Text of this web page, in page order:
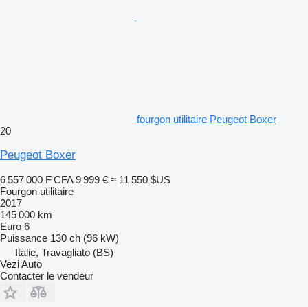
fourgon utilitaire Peugeot Boxer
20
Peugeot Boxer
6 557 000 F CFA 9 999 € ≈ 11 550 $US
Fourgon utilitaire
2017
145 000 km
Euro 6
Puissance 130 ch (96 kW)
Italie, Travagliato (BS)
Vezi Auto
Contacter le vendeur